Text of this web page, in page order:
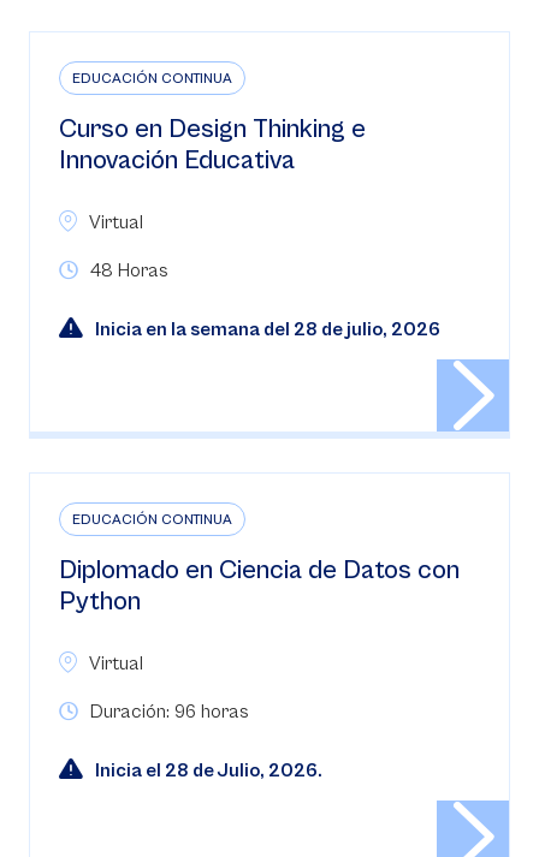
EDUCACIÓN CONTINUA
Curso en Design Thinking e
Innovación Educativa
Virtual
48 Horas
Inicia en la semana del 28 de julio, 2026
EDUCACIÓN CONTINUA
Diplomado en Ciencia de Datos con
Python
Virtual
Duración: 96 horas
Inicia el 28 de Julio, 2026.